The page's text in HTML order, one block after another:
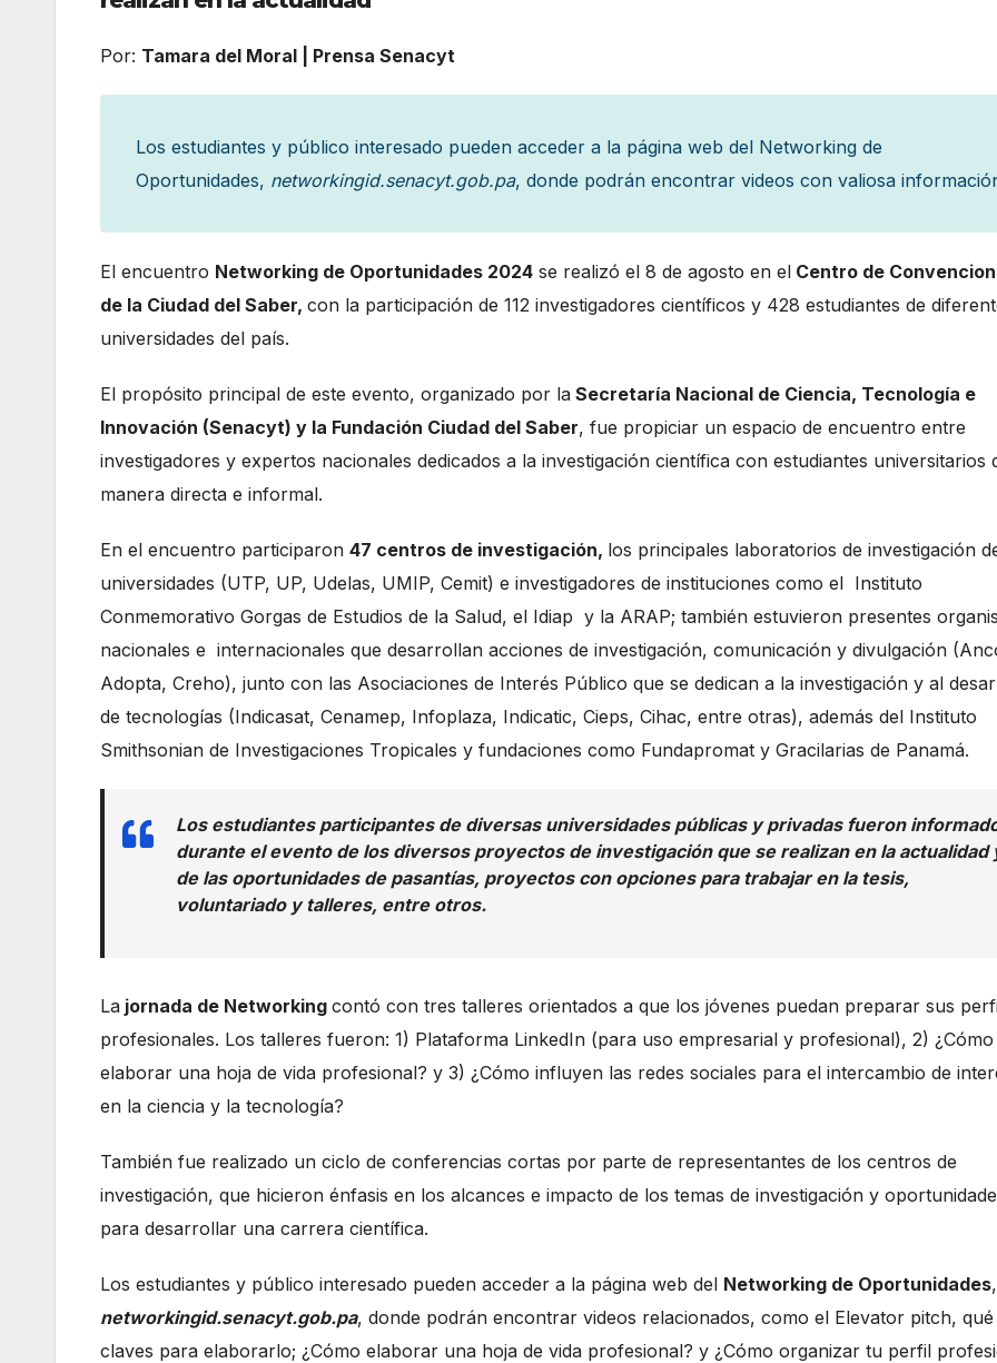
Por: Tamara del Moral | Prensa Senacyt
Los estudiantes y público interesado pueden acceder a la página web del Networking de
Oportunidades, networkingid.senacyt.gob.pa, donde podrán encontrar videos con valiosa
El encuentro Networking de Oportunidades 2024 se realizó el 8 de agosto en el Centro de
de la Ciudad del Saber, con la participación de 112 investigadores científicos y 428 estudiantes de
universidades del país.
El propósito principal de este evento, organizado por la Secretaría Nacional de Ciencia, Tecnología e
Innovación (Senacyt) y la Fundación Ciudad del Saber, fue propiciar un espacio de encuentro entre
investigadores y expertos nacionales dedicados a la investigación científica con estudiantes universitarios
manera directa e informal.
En el encuentro participaron 47 centros de investigación, los principales laboratorios de investigación
universidades (UTP, UP, Udelas, UMIP, Cemit) e investigadores de instituciones como el Instituto
Conmemorativo Gorgas de Estudios de la Salud, el Idiap y la ARAP; también estuvieron presentes
nacionales e internacionales que desarrollan acciones de investigación, comunicación y divulgación
Adopta, Creho), junto con las Asociaciones de Interés Público que se dedican a la investigación y al
de tecnologías (Indicasat, Cenamep, Infoplaza, Indicatic, Cieps, Cihac, entre otras), además del Instituto
Smithsonian de Investigaciones Tropicales y fundaciones como Fundapromat y Gracilarias de Panamá.
Los estudiantes participantes de diversas universidades públicas y privadas fueron
durante el evento de los diversos proyectos de investigación que se realizan en la actualidad
de las oportunidades de pasantías, proyectos con opciones para trabajar en la tesis,
voluntariado y talleres, entre otros.
La jornada de Networking contó con tres talleres orientados a que los jóvenes puedan preparar sus
profesionales. Los talleres fueron: 1) Plataforma LinkedIn (para uso empresarial y profesional), 2) ¿Cómo
elaborar una hoja de vida profesional? y 3) ¿Cómo influyen las redes sociales para el intercambio de
en la ciencia y la tecnología?
También fue realizado un ciclo de conferencias cortas por parte de representantes de los centros de
investigación, que hicieron énfasis en los alcances e impacto de los temas de investigación y
para desarrollar una carrera científica.
Los estudiantes y público interesado pueden acceder a la página web del Networking de Oportunidades,
networkingid.senacyt.gob.pa, donde podrán encontrar videos relacionados, como el Elevator pitch,
claves para elaborarlo; ¿Cómo elaborar una hoja de vida profesional? y ¿Cómo organizar tu perfil